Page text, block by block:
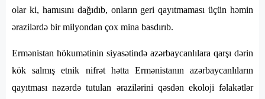
olar ki, hamısını dağıdıb, onların geri qayıtmaması üçün həmin
ərazilərdə bir milyondan çox mina basdırıb.
Ermənistan hökumətinin siyasətində azərbaycanlılara qarşı dərin
kök salmış etnik nifrət hətta Ermənistanın azərbaycanlıların
qayıtması nəzərdə tutulan ərazilərini qəsdən ekoloji fəlakətlər